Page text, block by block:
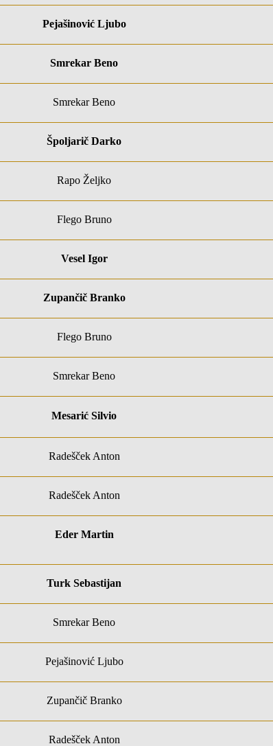
Pejašinović Ljubo
Smrekar Beno
Smrekar Beno
Špoljarič Darko
Rapo Željko
Flego Bruno
Vesel Igor
Zupančič Branko
Flego Bruno
Smrekar Beno
Mesarić Silvio
Radešček Anton
Radešček Anton
Eder Martin
Turk Sebastijan
Smrekar Beno
Pejašinović Ljubo
Zupančič Branko
Radešček Anton